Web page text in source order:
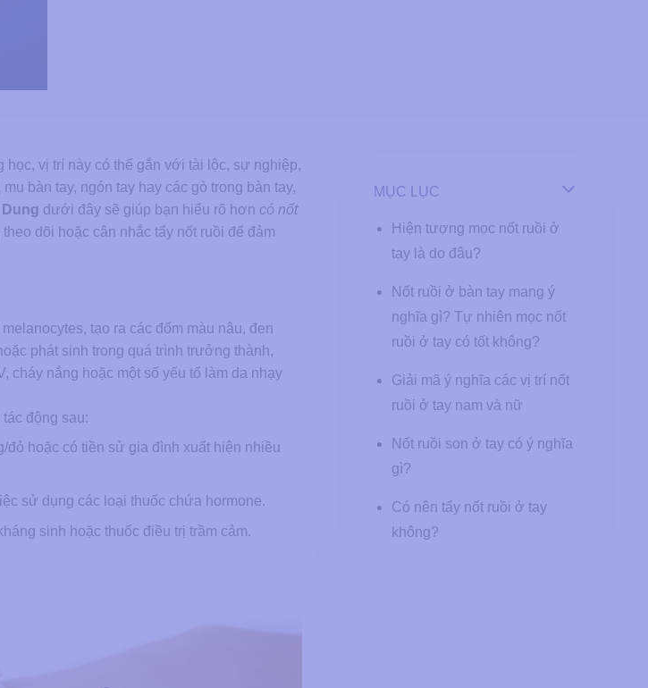
vị trí này có thể gắn với tài lộc, sự nghiệp,
bàn tay, ngón tay hay các gò trong bàn tay,
dưới đây sẽ giúp bạn hiểu rõ hơn có nốt
dõi hoặc cân nhắc tẩy nốt ruồi để đảm
tạo ra các đốm màu nâu, đen
phát sinh trong quá trình trưởng thành,
cháy nắng hoặc một số yếu tố làm da nhạy
động sau:
đỏ hoặc có tiền sử gia đình xuất hiện nhiều
sử dụng các loại thuốc chứa hormone.
sinh hoặc thuốc điều trị trầm cảm.
MỤC LỤC
Hiện tượng mọc nốt ruồi ở
tay là do đâu?
Nốt ruồi ở bàn tay mang ý
nghĩa gì? Tự nhiên mọc nốt
ruồi ở tay có tốt không?
Giải mã ý nghĩa các vị trí nốt
ruồi ở tay nam và nữ
Nốt ruồi son ở tay có ý nghĩa
gì?
Có nên tẩy nốt ruồi ở tay
không?